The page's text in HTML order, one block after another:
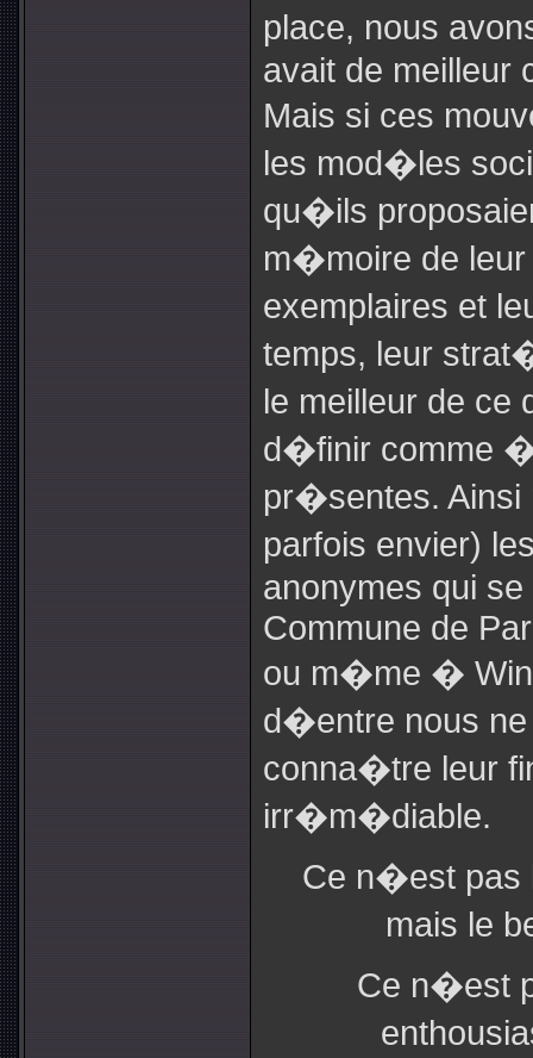
place, nous
avait de meilleur
Mais si ces
les mod�les
qu�ils
m�moire de
exemplaires et
temps, leur
le meilleur de
d�finir comme �
pr�sentes. Ainsi
parfois envier)
anonymes qui
Commune de
ou m�me �
d�entre nous
conna�tre leur
irr�m�diable.
Ce n�est pas
mais le
Ce n�est